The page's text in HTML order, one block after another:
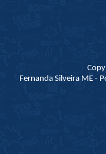
Fernanda Silveira ME -